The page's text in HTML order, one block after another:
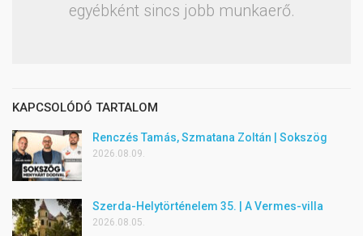
egyébként sincs jobb munkaerő.
KAPCSOLÓDÓ TARTALOM
Renczés Tamás, Szmatana Zoltán | Sokszög
2026.08.09.
Szerda-Helytörténelem 35. | A Vermes-villa
2026.08.05.